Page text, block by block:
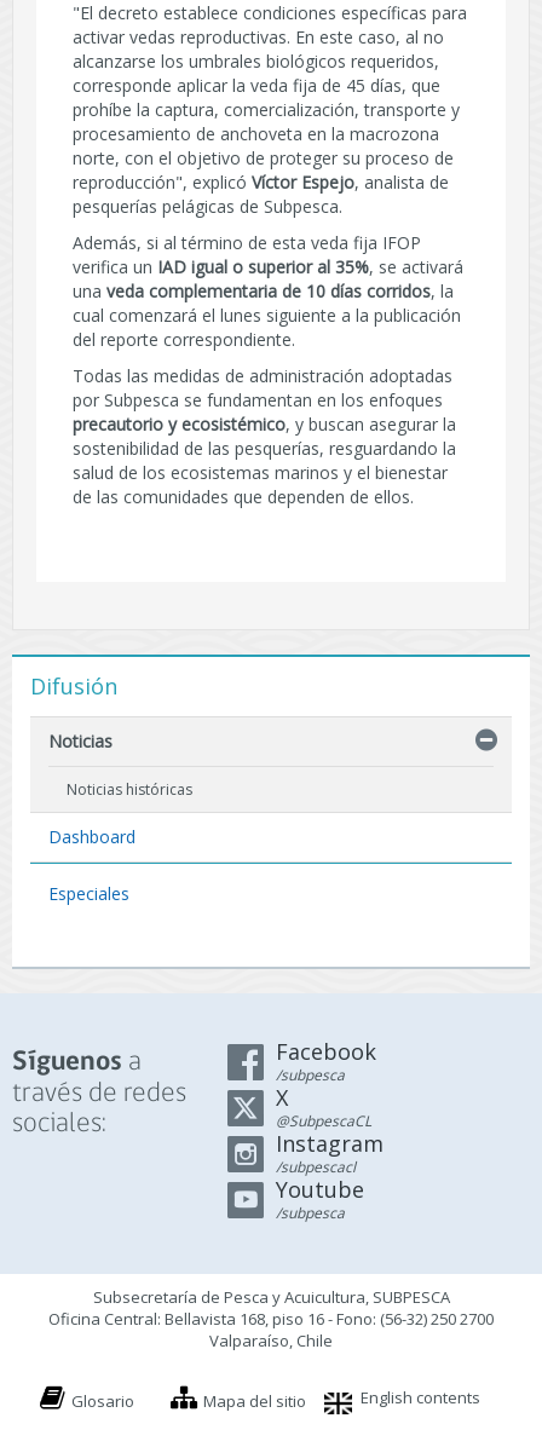
"El decreto establece condiciones específicas para
activar vedas reproductivas. En este caso, al no
alcanzarse los umbrales biológicos requeridos,
corresponde aplicar la veda fija de 45 días, que
prohíbe la captura, comercialización, transporte y
procesamiento de anchoveta en la macrozona
norte, con el objetivo de proteger su proceso de
reproducción", explicó Víctor Espejo, analista de
pesquerías pelágicas de Subpesca.
Además, si al término de esta veda fija IFOP
verifica un IAD igual o superior al 35%, se activará
una veda complementaria de 10 días corridos, la
cual comenzará el lunes siguiente a la publicación
del reporte correspondiente.
Todas las medidas de administración adoptadas
por Subpesca se fundamentan en los enfoques
precautorio y ecosistémico, y buscan asegurar la
sostenibilidad de las pesquerías, resguardando la
salud de los ecosistemas marinos y el bienestar
de las comunidades que dependen de ellos.
Difusión
Noticias
Noticias históricas
Dashboard
Especiales
Síguenos a
través de redes
sociales:
Facebook
/subpesca
X
@SubpescaCL
Instagram
/subpescacl
Youtube
/subpesca
Subsecretaría de Pesca y Acuicultura, SUBPESCA
Oficina Central: Bellavista 168, piso 16 - Fono: (56-32) 250 2700
Valparaíso, Chile
Glosario Mapa del sitio English contents